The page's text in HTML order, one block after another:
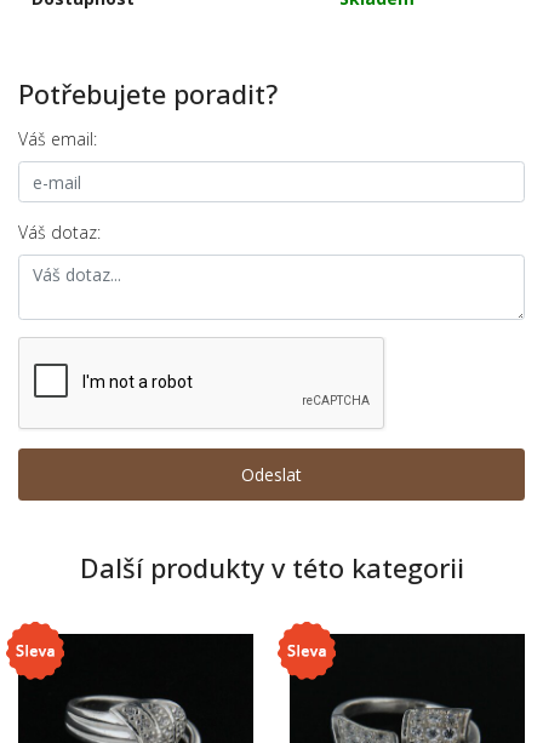
Potřebujete poradit?
Váš email:
Váš dotaz:
Další produkty v této kategorii